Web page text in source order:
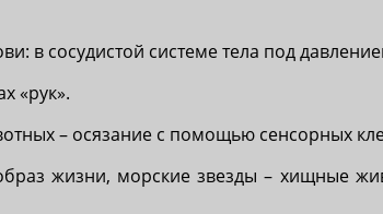
в сосудистой системе тела под
«рук».
– осязание с помощью сенсорных
жизни, морские звезды – хищные